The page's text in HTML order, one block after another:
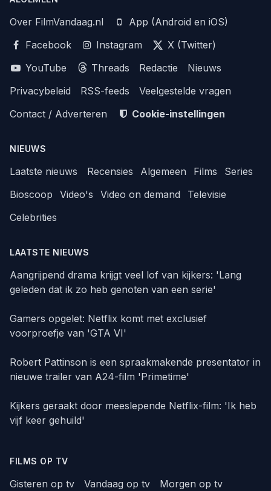
Over FilmVandaag.nl
App (Android en iOS)
Facebook
Instagram
X (Twitter)
YouTube
Threads Redactie
Nieuws
Privacybeleid
RSS-feeds
Veelgestelde vragen
Contact / Adverteren
Cookie-instellingen
NIEUWS
Laatste nieuws Recensies Algemeen Films
Series
Bioscoop
Video's Video on demand
Televisie
Celebrities
LAATSTE NIEUWS
Aangrijpend drama krijgt veel lof van kijkers: 'Lang
geleden dat ik zo heb genoten van een serie'
Gamers opgelet: Netflix komt met exclusief
voorproefje van 'GTA VI'
Robert Pattinson is een spraakmakende presentator in
nieuwe trailer van A24-film 'Primetime'
Kijkers geraakt door meeslepende Netflix-film: 'Ik heb
vijf keer gehuild'
FILMS OP TV
Gisteren op tv Vandaag op tv
Morgen op tv